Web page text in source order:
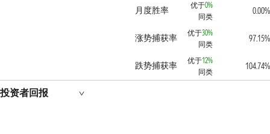
月度胜率 优于0%
同类
0.00%
涨势捕获率 优于30%
同类
97.15%
跌势捕获率 优于12%
同类
104.74%
投资者回报